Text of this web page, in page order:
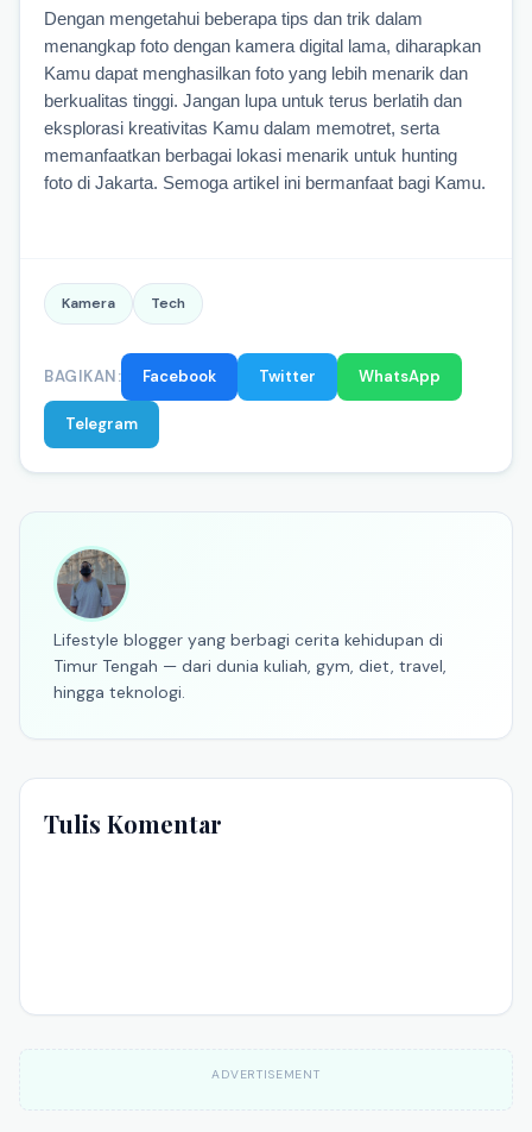
Dengan mengetahui beberapa tips dan trik dalam
menangkap foto dengan kamera digital lama, diharapkan
Kamu dapat menghasilkan foto yang lebih menarik dan
berkualitas tinggi. Jangan lupa untuk terus berlatih dan
eksplorasi kreativitas Kamu dalam memotret, serta
memanfaatkan berbagai lokasi menarik untuk hunting
foto di Jakarta. Semoga artikel ini bermanfaat bagi Kamu.
Kamera Tech
BAGIKAN: Facebook Twitter WhatsApp
Telegram
Lifestyle blogger yang berbagi cerita kehidupan di
Timur Tengah — dari dunia kuliah, gym, diet, travel,
hingga teknologi.
Tulis Komentar
ADVERTISEMENT